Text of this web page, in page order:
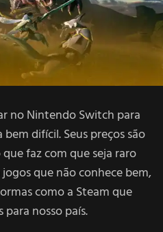
no Nintendo Switch para
difícil. Seus preços são
faz com que seja raro
que não conhece bem,
como a Steam que
nosso país.